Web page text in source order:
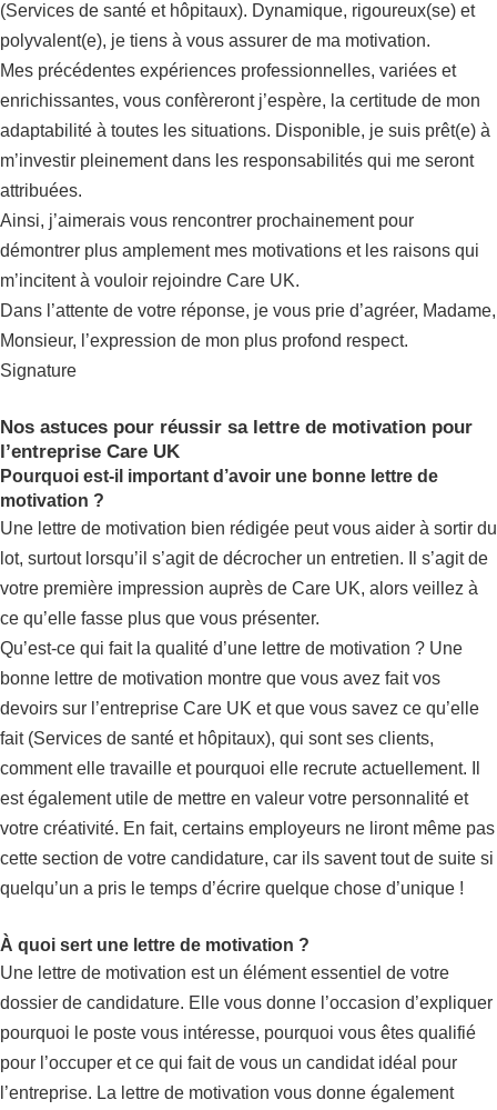
(Services de santé et hôpitaux). Dynamique, rigoureux(se) et
polyvalent(e), je tiens à vous assurer de ma motivation.
Mes précédentes expériences professionnelles, variées et
enrichissantes, vous confèreront j’espère, la certitude de mon
adaptabilité à toutes les situations. Disponible, je suis prêt(e) à
m’investir pleinement dans les responsabilités qui me seront
attribuées.
Ainsi, j’aimerais vous rencontrer prochainement pour
démontrer plus amplement mes motivations et les raisons qui
m’incitent à vouloir rejoindre Care UK.
Dans l’attente de votre réponse, je vous prie d’agréer, Madame,
Monsieur, l’expression de mon plus profond respect.
Signature
Nos astuces pour réussir sa lettre de motivation pour
l’entreprise Care UK
Pourquoi est-il important d’avoir une bonne lettre de
motivation ?
Une lettre de motivation bien rédigée peut vous aider à sortir du
lot, surtout lorsqu’il s’agit de décrocher un entretien. Il s’agit de
votre première impression auprès de Care UK, alors veillez à
ce qu’elle fasse plus que vous présenter.
Qu’est-ce qui fait la qualité d’une lettre de motivation ? Une
bonne lettre de motivation montre que vous avez fait vos
devoirs sur l’entreprise Care UK et que vous savez ce qu’elle
fait (Services de santé et hôpitaux), qui sont ses clients,
comment elle travaille et pourquoi elle recrute actuellement. Il
est également utile de mettre en valeur votre personnalité et
votre créativité. En fait, certains employeurs ne liront même pas
cette section de votre candidature, car ils savent tout de suite si
quelqu’un a pris le temps d’écrire quelque chose d’unique !
À quoi sert une lettre de motivation ?
Une lettre de motivation est un élément essentiel de votre
dossier de candidature. Elle vous donne l’occasion d’expliquer
pourquoi le poste vous intéresse, pourquoi vous êtes qualifié
pour l’occuper et ce qui fait de vous un candidat idéal pour
l’entreprise. La lettre de motivation vous donne également